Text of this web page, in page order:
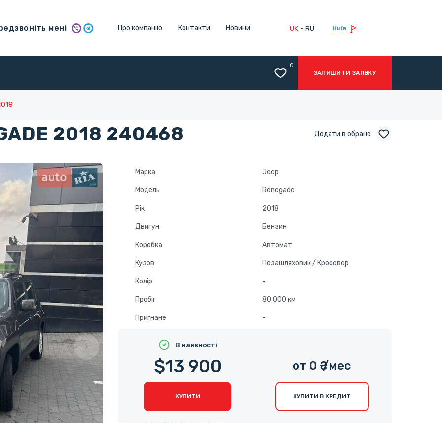
мені Про компанію Контакти Новини UK RU Київ
0
ЗАЛИШИТИ ЗАЯВКУ
2018 240468 Додати в обране
Марка Jeep
Модель Renegade
Рік 2018
Двигун Бензин
Коробка Автомат
Кузов Позашляховик / Кросовер
Колір -
Пробіг 80 000 км
Пригнане -
В наявності
$13 900
КУПИТИ
от 0 ₴ /мес
КУПИТИ В КРЕДИТ